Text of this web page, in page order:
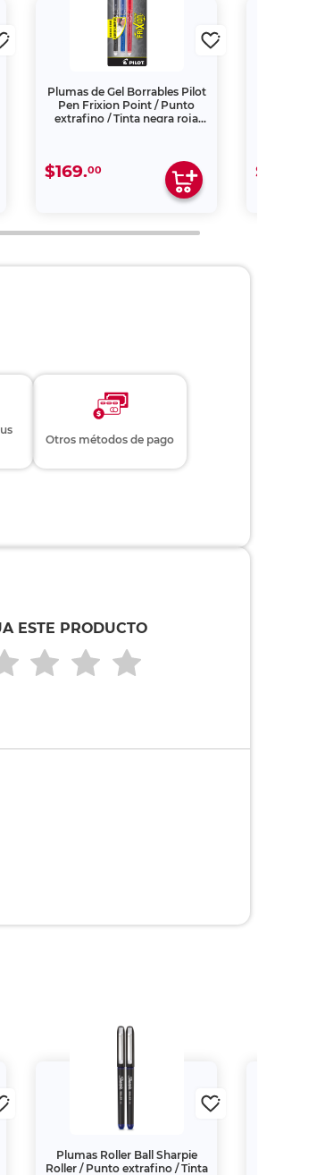
Plumas de Gel Borrables Pilot
Pen Frixion Point / Punto
extrafino / Tinta negra roja
$169.00 $59.
Otros métodos de pago
ESTE PRODUCTO
Plumas Roller Ball Sharpie
Roller / Punto extrafino / Tinta